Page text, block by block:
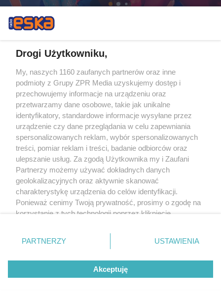
Drogi Użytkowniku,
My, naszych 1160 zaufanych partnerów oraz inne
podmioty z Grupy ZPR Media uzyskujemy dostęp i
przechowujemy informacje na urządzeniu oraz
przetwarzamy dane osobowe, takie jak unikalne
identyfikatory, standardowe informacje wysyłane przez
urządzenie czy dane przeglądania w celu zapewniania
spersonalizowanych reklam, wybór spersonalizowanych
treści, pomiar reklam i treści, badanie odbiorców oraz
ulepszanie usług. Za zgodą Użytkownika my i Zaufani
Partnerzy możemy używać dokładnych danych
geolokalizacyjnych oraz aktywnie skanować
charakterystykę urządzenia do celów identyfikacji.
Ponieważ cenimy Twoją prywatność, prosimy o zgodę na
korzystanie z tych technologii poprzez kliknięcie
zmienić/wycofać klikając przycisk ustawień prywatności
znajdujący się w lewym dolnym rogu strony
rodzaje przetwarzania danych nie wymagają zgody
użytkownika, ale masz prawo sprzeciwić się takiemu
przetwarzaniu. Preferencje będą miały zastosowanie tylko
PARTNERZY USTAWIENIA
Akceptuję